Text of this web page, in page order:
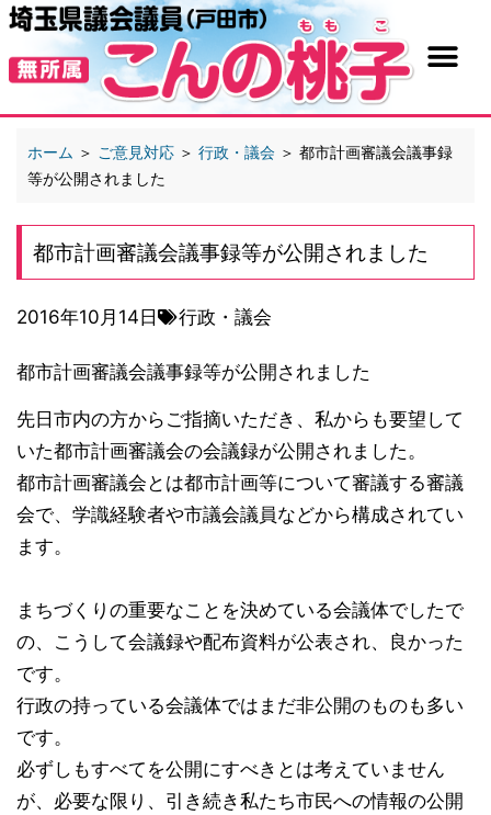
ホーム ＞ ご意見対応 ＞ 行政・議会 ＞ 都市計画審議会議事録
等が公開されました
都市計画審議会議事録等が公開されました
2016年10月14日 行政・議会
都市計画審議会議事録等が公開されました
先日市内の方からご指摘いただき、私からも要望して
いた都市計画審議会の会議録が公開されました。
都市計画審議会とは都市計画等について審議する審議
会で、学識経験者や市議会議員などから構成されてい
ます。
まちづくりの重要なことを決めている会議体でしたで
の、 こうして会議録や配布資料が公表され、良かった
です。
行政の持っている会議体ではまだ非公開のものも多い
です。
必ずしもすべてを公開にすべきとは考えていません
が、必要な限り、引き続き私たち市民への情報の公開